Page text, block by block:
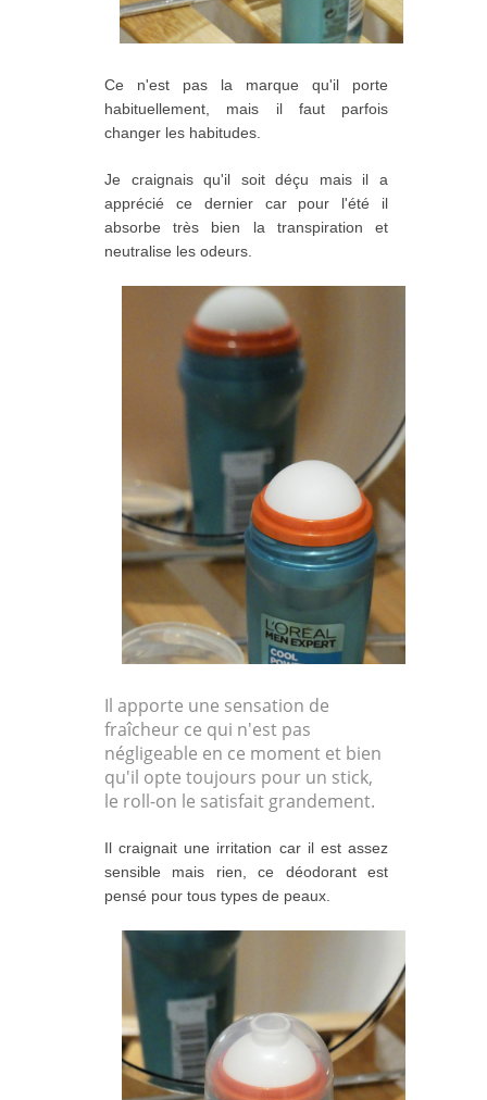
Ce n'est pas la marque qu'il porte
habituellement, mais il faut parfois
changer les habitudes.
Je craignais qu'il soit déçu mais il a
apprécié ce dernier car pour l'été il
absorbe très bien la transpiration et
neutralise les odeurs.
Il apporte une sensation de
fraîcheur ce qui n'est pas
négligeable en ce moment et bien
qu'il opte toujours pour un stick,
le roll-on le satisfait grandement.
Il craignait une irritation car il est assez
sensible mais rien, ce déodorant est
pensé pour tous types de peaux.